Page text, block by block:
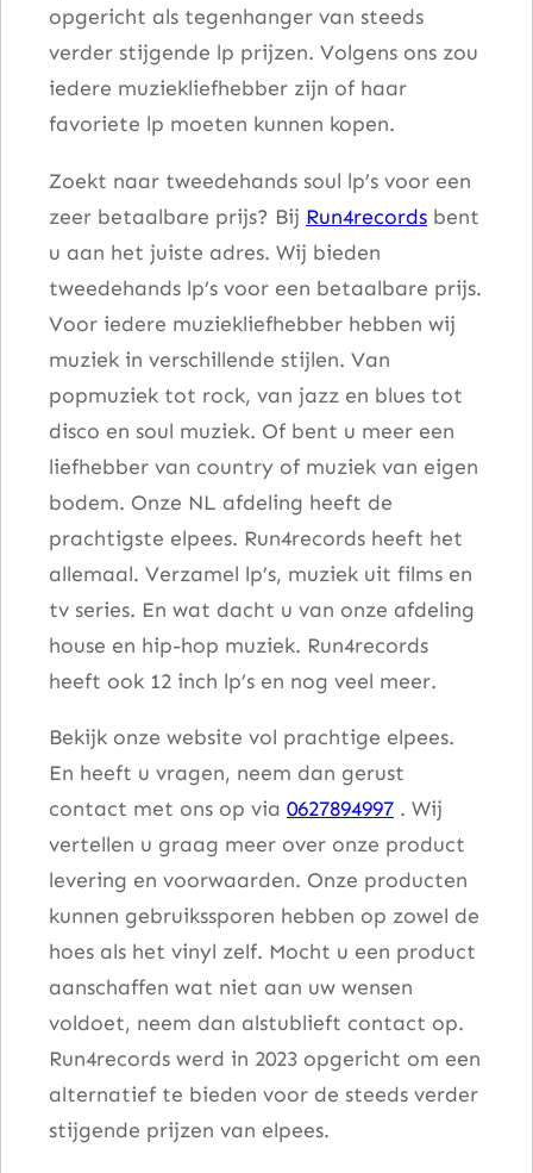
opgericht als tegenhanger van steeds
verder stijgende lp prijzen. Volgens ons zou
iedere muziekliefhebber zijn of haar
favoriete lp moeten kunnen kopen.
Zoekt naar tweedehands soul lp’s voor een
zeer betaalbare prijs? Bij Run4records bent
u aan het juiste adres. Wij bieden
tweedehands lp’s voor een betaalbare prijs.
Voor iedere muziekliefhebber hebben wij
muziek in verschillende stijlen. Van
popmuziek tot rock, van jazz en blues tot
disco en soul muziek. Of bent u meer een
liefhebber van country of muziek van eigen
bodem. Onze NL afdeling heeft de
prachtigste elpees. Run4records heeft het
allemaal. Verzamel lp’s, muziek uit films en
tv series. En wat dacht u van onze afdeling
house en hip-hop muziek. Run4records
heeft ook 12 inch lp’s en nog veel meer.
Bekijk onze website vol prachtige elpees.
En heeft u vragen, neem dan gerust
contact met ons op via 0627894997 . Wij
vertellen u graag meer over onze product
levering en voorwaarden. Onze producten
kunnen gebruikssporen hebben op zowel de
hoes als het vinyl zelf. Mocht u een product
aanschaffen wat niet aan uw wensen
voldoet, neem dan alstublieft contact op.
Run4records werd in 2023 opgericht om een
alternatief te bieden voor de steeds verder
stijgende prijzen van elpees.